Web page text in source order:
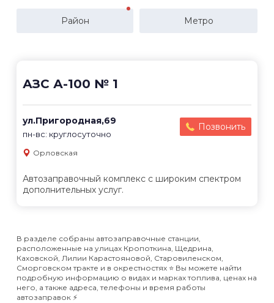
Район Метро
АЗС А-100 № 1
ул.Пригородная,69
пн-вс: круглосуточно
Позвонить
Орловская
Автозаправочный комплекс с широким спектром
дополнительных услуг.
В разделе собраны автозаправочные станции,
расположенные на улицах Кропоткина, Щедрина,
Каховской, Лилии Карастояновой, Старовиленском,
Сморговском тракте и в окрестностях ⭐️ Вы можете найти
подробную информацию о видах и марках топлива, ценах на
него, а также адреса, телефоны и время работы
автозаправок ⚡️